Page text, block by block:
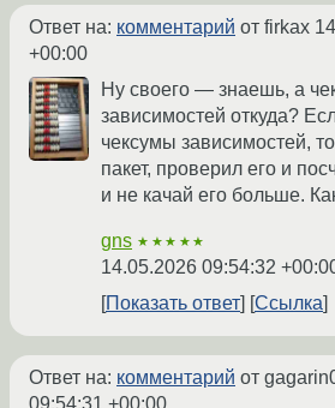
Ответ на: комментарий от firkax
+00:00
Ну своего — знаешь, а
зависимостей откуда?
чексумы зависимостей,
пакет, проверил его и
и не качай его больше.
gns ★★★★★
14.05.2026 09:54:32
Показать ответ
Ссылка
Ответ на: комментарий от